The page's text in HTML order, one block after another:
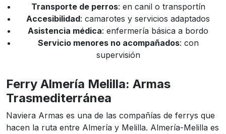
Transporte de perros: en canil o transportín
Accesibilidad: camarotes y servicios adaptados
Asistencia médica: enfermería básica a bordo
Servicio menores no acompañados: con
supervisión
Ferry Almería Melilla: Armas
Trasmediterránea
Naviera Armas es una de las compañías de ferrys que
hacen la ruta entre Almería y Melilla. Almería-Melilla es